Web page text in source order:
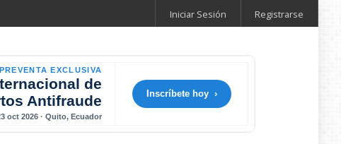
Iniciar Sesión Registrarse
PREVENTA EXCLUSIVA
de
Antifraude
oct 2026 · Quito, Ecuador
Inscríbete hoy ›